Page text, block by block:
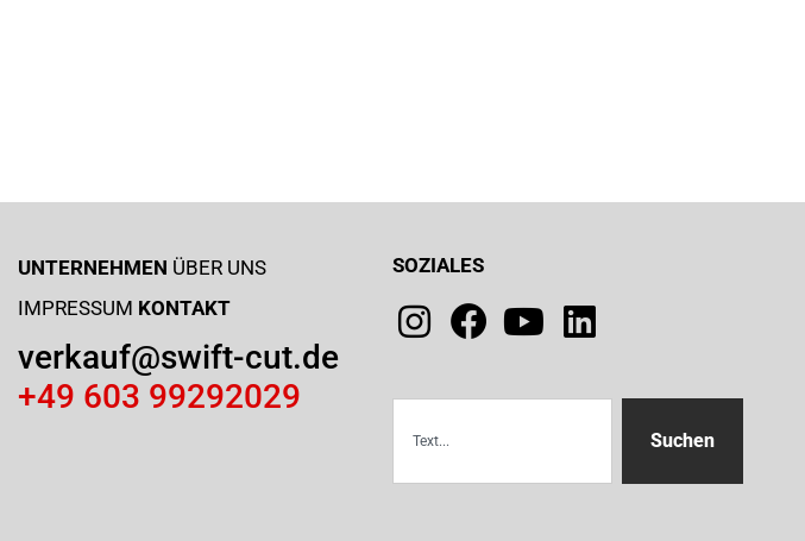
UNTERNEHMEN ÜBER UNS
IMPRESSUM KONTAKT
verkauf@swift-cut.de
+49 603 99292029
SOZIALES
Suchen